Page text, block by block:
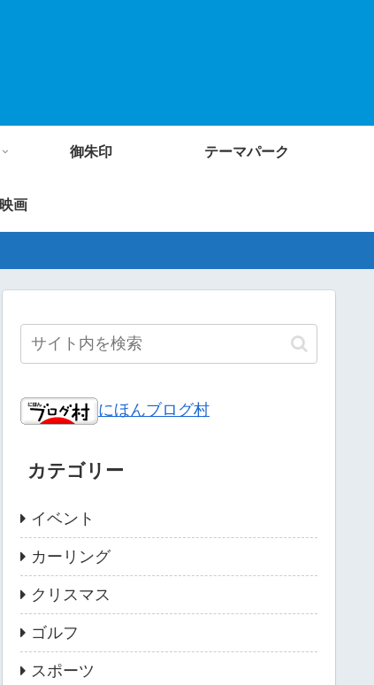
御朱印 テーマパーク
映画
にほんブログ村
カテゴリー
イベント
カーリング
クリスマス
ゴルフ
スポーツ